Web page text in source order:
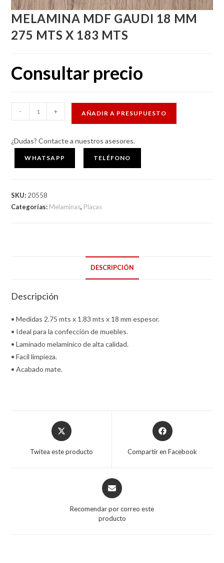
MELAMINA MDF GAUDI 18 MM
275 MTS X 183 MTS
Consultar precio
MELAMINA
MDF
18
275
X
183
- + AÑADIR A PRESUPUESTO
¿Dudas? Contacte a nuestros asesores.
WHATSAPP TELÉFONO
SKU: 20558
Categorías: Melaminas, Placas
DESCRIPCIÓN
Descripción
• Medidas 2.75 mts x 1.83 mts x 18 mm espesor.
• Ideal para la confección de muebles.
• Laminado melaminico de alta calidad.
• Facil limpieza.
• Acabado mate.
Opens
in
Twitea este producto
Opens
in
Compartir en Facebook
Opens
in
new
Recomendar por correo este
producto